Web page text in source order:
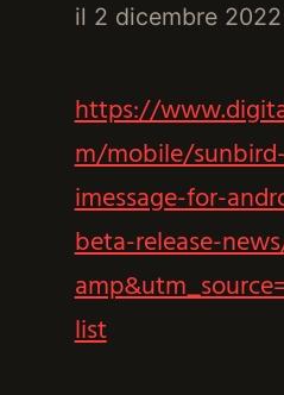
il 2 dicembre 2022
https://
m/mobile/
imessage-for-
beta-release-
list